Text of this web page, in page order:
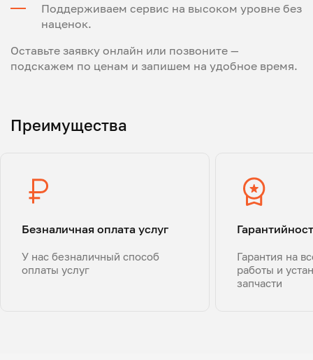
Поддерживаем сервис на высоком уровне без
наценок.
Оставьте заявку онлайн или позвоните —
подскажем по ценам и запишем на удобное время.
Преимущества
Безналичная оплата услуг
У нас безналичный способ
оплаты услуг
Гарантия на
работы и
запчасти